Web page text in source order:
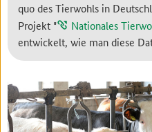
quo des Tierwohls in
Projekt "
Nationales
entwickelt, wie man diese